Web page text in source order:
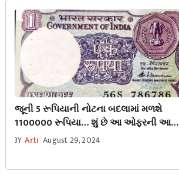
જૂની 5 રૂપિયાની નોટના બદલામાં મળશે
1100000 રૂપિયા… શું છે આ ઓફરની આખી
કહાની, જાણીને તમારા હોશ ઉડી જશે.
BY Arti August 29, 2024